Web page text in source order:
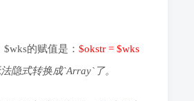
$wks的赋值是： $okstr = $wks
隐式转换成`Array`了。